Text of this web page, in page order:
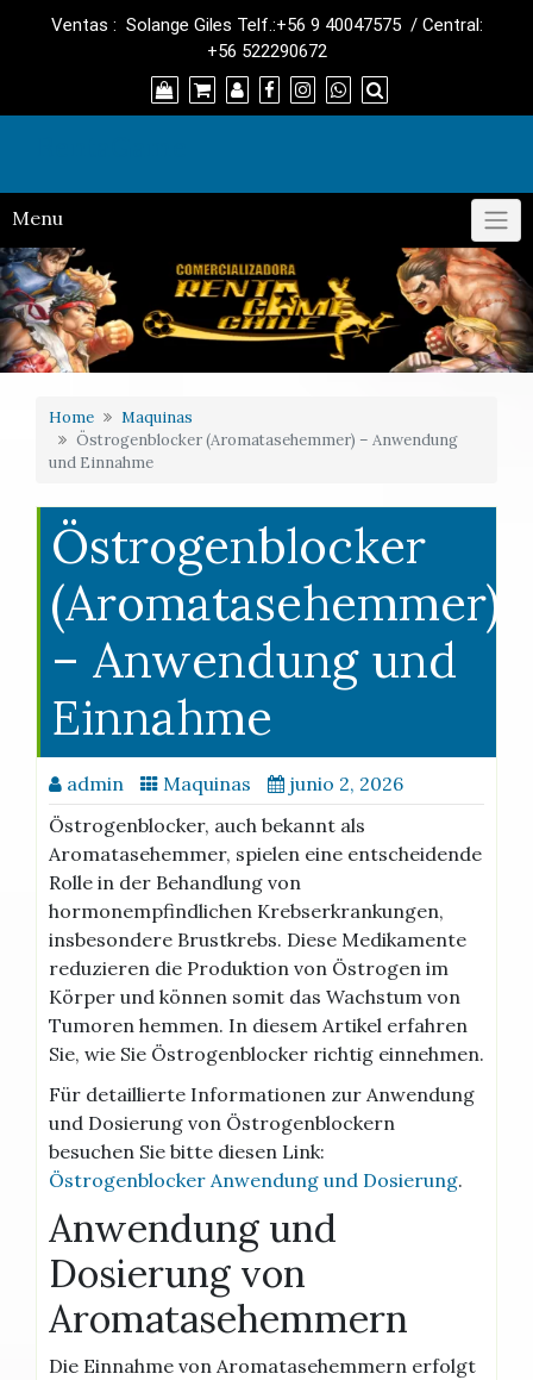
Ventas : Solange Giles Telf.:+56 9 40047575 / Central:
+56 522290672
Menu
Home
Maquinas
Östrogenblocker (Aromatasehemmer) – Anwendung
und Einnahme
Östrogenblocker
(Aromatasehemmer)
– Anwendung und
Einnahme
admin Maquinas
junio 2, 2026
Östrogenblocker, auch bekannt als
Aromatasehemmer, spielen eine entscheidende
Rolle in der Behandlung von
hormonempfindlichen Krebserkrankungen,
insbesondere Brustkrebs. Diese Medikamente
reduzieren die Produktion von Östrogen im
Körper und können somit das Wachstum von
Tumoren hemmen. In diesem Artikel erfahren
Sie, wie Sie Östrogenblocker richtig einnehmen.
Für detaillierte Informationen zur Anwendung
und Dosierung von Östrogenblockern
besuchen Sie bitte diesen Link:
Östrogenblocker Anwendung und Dosierung.
Anwendung und
Dosierung von
Aromatasehemmern
Die Einnahme von Aromatasehemmern erfolgt